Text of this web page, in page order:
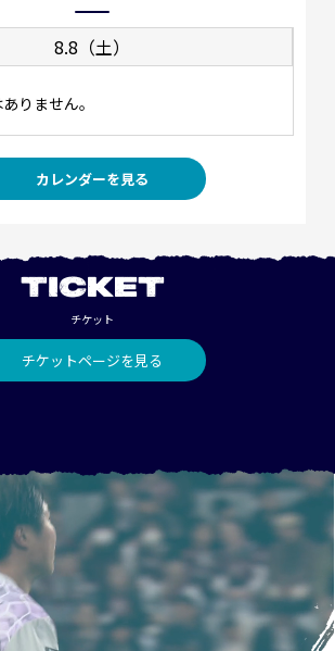
8.8（土）
りません。
カレンダーを見る
TICKET
チケット
チケットページを見る